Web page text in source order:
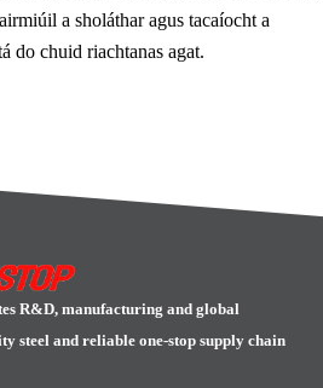
a sholáthar agus tacaíocht a
do chuid riachtanas agat.
R&D, manufacturing and global
steel and reliable one-stop supply chain